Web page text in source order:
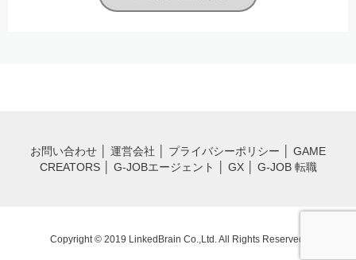
11. 個人情報の安全管理のために講じた措置について
＜個人情報問合せ窓口＞
個人情報保護管理者：白石 朝基
住所：東京都文京区本郷3丁目43-16 コア本郷ビル2階
電話/FAX：03-3222-9300/03-3222-9330
お問い合わせ 運営会社 プライバシーポリシー
GAME
CREATORS│ G-JOBエージェント GX│ G-JOB 転職
Copyright © 2019 LinkedBrain Co.,Ltd. All Rights Reserved.